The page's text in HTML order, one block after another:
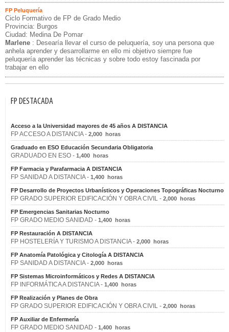
FP Peluquería
Ciclo Formativo de FP de Grado Medio
Provincia: Burgos
Ciudad: Medina De Pomar
Marlene : Desearía llevar el curso de peluquería, soy una persona que
anhela aprender y desarrollarme en ello mi objetivo siempre fue
peluquería aprender las técnicas y sobre todo estoy fascinada por
trabajar en ello
FP DESTACADA
Acceso a la Universidad mayores de 45 años A DISTANCIA
FP ACCESO A DISTANCIA - 2,000 horas
Graduado en ESO Educación Secundaria Obligatoria
GRADUADO EN ESO - 1,400 horas
FP Farmacia y Parafarmacia A DISTANCIA
FP SANIDAD A DISTANCIA - 1,400 horas
FP Desarrollo de Proyectos Urbanísticos y Operaciones Topográficas Nocturno
FP GRADO SUPERIOR EDIFICACIÓN Y OBRA CIVIL - 2,000 horas
FP Emergencias Sanitarias Nocturno
FP GRADO MEDIO SANIDAD - 1,400 horas
FP Restauración A DISTANCIA
FP HOSTELERÍA Y TURISMO A DISTANCIA - 2,000 horas
FP Anatomía Patológica y Citología A DISTANCIA
FP SANIDAD A DISTANCIA - 2,000 horas
FP Sistemas Microinformáticos y Redes A DISTANCIA
FP INFORMÁTICA A DISTANCIA - 1,400 horas
FP Realización y Planes de Obra
FP GRADO SUPERIOR EDIFICACIÓN Y OBRA CIVIL - 2,000 horas
FP Auxiliar de Enfermería
FP GRADO MEDIO SANIDAD - 1,400 horas